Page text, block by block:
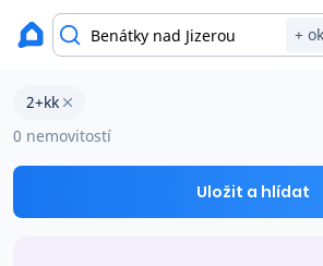
+
Prodat
Prodej s Reas.cz
okres Mladá Boleslav
Byty 2+kk na prodej Benátky nad
2+kk
0 nemovitostí
Uložit a hlídat